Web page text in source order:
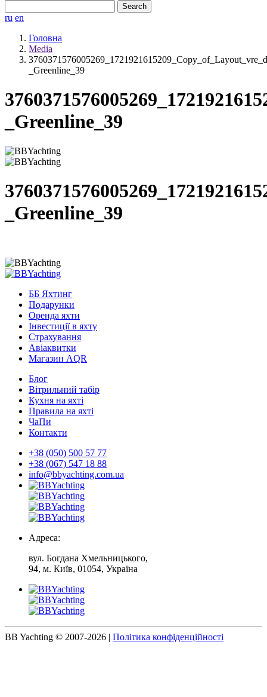
for:
ru en
Головна
Media
_Greenline_39
_Greenline_39
_Greenline_39
ББ Яхтинг
Подарунки
Оренда яхти
Інвестиції в яхту
Страхування
Авіаквитки
Магазин AQR
Блог
Вітрильний табір
Кухня на яхті
Правила на яхті
ЧаПи
Контакти
+38 (050) 500 57 77
+38 (067) 547 18 88
info@bbyachting.com.ua
Адреса:
вул. Богдана Хмельницького,
94, м. Київ, 01054, Україна
BB Yachting © 2007-2026 | Політика конфіденційності